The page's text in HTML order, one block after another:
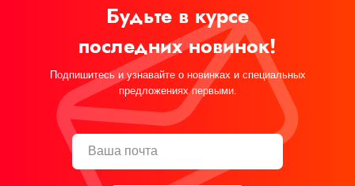
Будьте в курсе
последних новинок!
Подпишитесь и узнавайте о новинках и специальных
предложениях первыми.